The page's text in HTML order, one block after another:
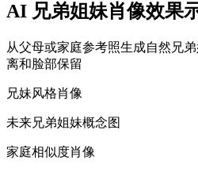
AI 兄弟姐妹肖像效果
从父母或家庭参考照生成自然兄
离和脸部保留
兄妹风格肖像
未来兄弟姐妹概念图
家庭相似度肖像